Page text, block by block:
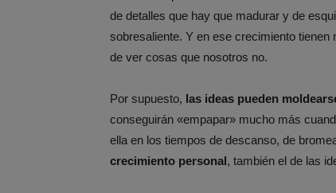
de detalles que hay que madurar y de
sobresaliente. Y en ese crecimiento
de ver cosas que nosotros no.
Por supuesto, las ideas pueden
conseguirán «empapar» mucho más
ella en los tiempos de descanso, de
crecimiento personal, también el de las